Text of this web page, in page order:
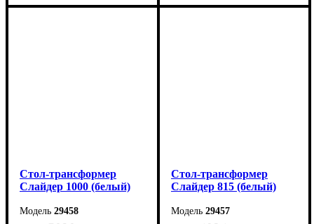
Длина: 100 (+100) см
Длина: 81,5 (+81,5) см
Стол-трансформер
Слайдер 1000 (белый)
29458
Стол-трансформер
Слайдер 815 (белый)
29457